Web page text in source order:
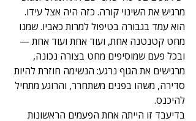
מרגיש את השינוי קורה. כזה היה אצל עידו.
הוא עמד בגבורה בטיפול למרות כאביו. שמנו
מחט קטנטנה אחת, ועוד אחת ועוד אחת —
ובכל פעם שמוסיפים מחט בצורה נכונה,
מרגישים את הגוף נרגע: הנשימה חוזרת להיות
סדירה, משהו בפנים משתחרר, והרוגע מתחיל
להיכנס.
בדיעבד זו הייתה אחת הפעמים הראשונות